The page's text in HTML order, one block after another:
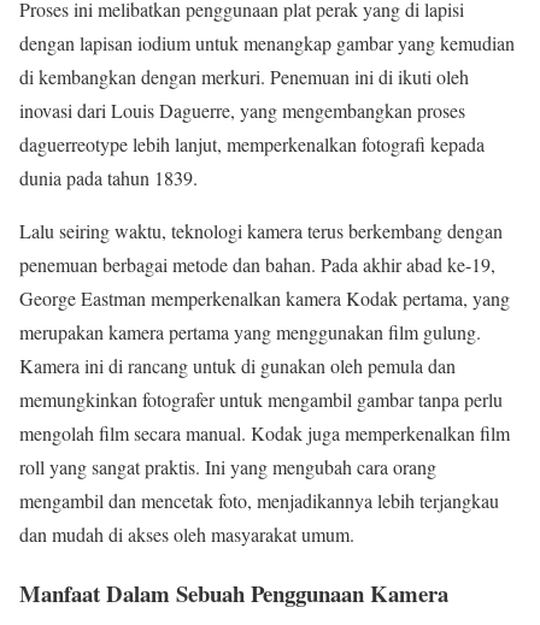
Proses ini melibatkan penggunaan plat perak yang di lapisi
dengan lapisan iodium untuk menangkap gambar yang kemudian
di kembangkan dengan merkuri. Penemuan ini di ikuti oleh
inovasi dari Louis Daguerre, yang mengembangkan proses
daguerreotype lebih lanjut, memperkenalkan fotografi kepada
dunia pada tahun 1839.
Lalu seiring waktu, teknologi kamera terus berkembang dengan
penemuan berbagai metode dan bahan. Pada akhir abad ke-19,
George Eastman memperkenalkan kamera Kodak pertama, yang
merupakan kamera pertama yang menggunakan film gulung.
Kamera ini di rancang untuk di gunakan oleh pemula dan
memungkinkan fotografer untuk mengambil gambar tanpa perlu
mengolah film secara manual. Kodak juga memperkenalkan film
roll yang sangat praktis. Ini yang mengubah cara orang
mengambil dan mencetak foto, menjadikannya lebih terjangkau
dan mudah di akses oleh masyarakat umum.
Manfaat Dalam Sebuah Penggunaan Kamera